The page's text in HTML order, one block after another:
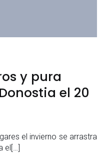
y pura
el 20
el invierno se arrastra
el[…]